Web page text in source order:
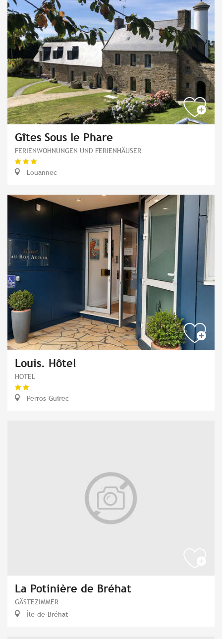
Gîtes Sous le Phare
FERIENWOHNUNGEN UND FERIENHÄUSER
Louannec
Louis. Hôtel
HOTEL
Perros-Guirec
La Potinière de Bréhat
GÄSTEZIMMER
Île-de-Bréhat